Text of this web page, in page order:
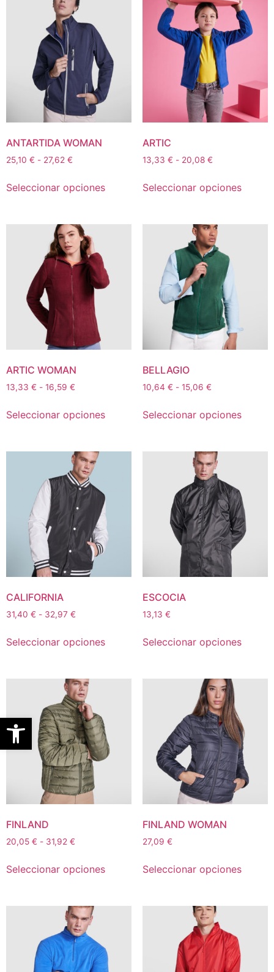
Abrir barra de herramientas
ANTARTIDA WOMAN
25,10 € - 27,62 €
Seleccionar opciones
ARTIC
13,33 € - 20,08 €
Seleccionar opciones
ARTIC WOMAN
13,33 € - 16,59 €
Seleccionar opciones
BELLAGIO
10,64 € - 15,06 €
Seleccionar opciones
CALIFORNIA
31,40 € - 32,97 €
Seleccionar opciones
ESCOCIA
13,13 €
Seleccionar opciones
FINLAND
20,05 € - 31,92 €
Seleccionar opciones
FINLAND WOMAN
27,09 €
Seleccionar opciones